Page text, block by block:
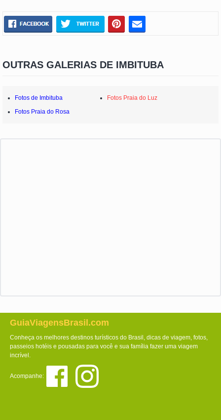
OUTRAS GALERIAS DE IMBITUBA
Fotos de Imbituba
Fotos Praia do Luz
Fotos Praia do Rosa
GuiaViagensBrasil.com
Conheça os melhores destinos turísticos do Brasil, dicas de viagem, fotos,
passeios hotéis e pousadas para você e sua família fazer uma viagem
incrível.
Acompanhe: